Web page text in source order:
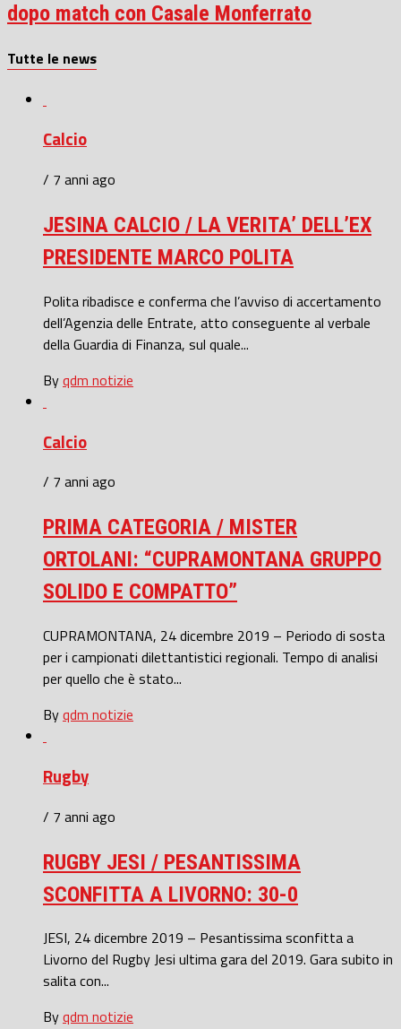
dopo match con Casale Monferrato
Tutte le news
Calcio
/ 7 anni ago
JESINA CALCIO / LA VERITA’ DELL’EX
PRESIDENTE MARCO POLITA
Polita ribadisce e conferma che l’avviso di accertamento
dell’Agenzia delle Entrate, atto conseguente al verbale
della Guardia di Finanza, sul quale...
Byqdm notizie
Calcio
/ 7 anni ago
PRIMA CATEGORIA / MISTER
ORTOLANI: “CUPRAMONTANA GRUPPO
SOLIDO E COMPATTO”
CUPRAMONTANA, 24 dicembre 2019 – Periodo di sosta
per i campionati dilettantistici regionali. Tempo di analisi
per quello che è stato...
Byqdm notizie
Rugby
/ 7 anni ago
RUGBY JESI / PESANTISSIMA
SCONFITTA A LIVORNO: 30-0
JESI, 24 dicembre 2019 – Pesantissima sconfitta a
Livorno del Rugby Jesi ultima gara del 2019. Gara subito in
salita con...
Byqdm notizie